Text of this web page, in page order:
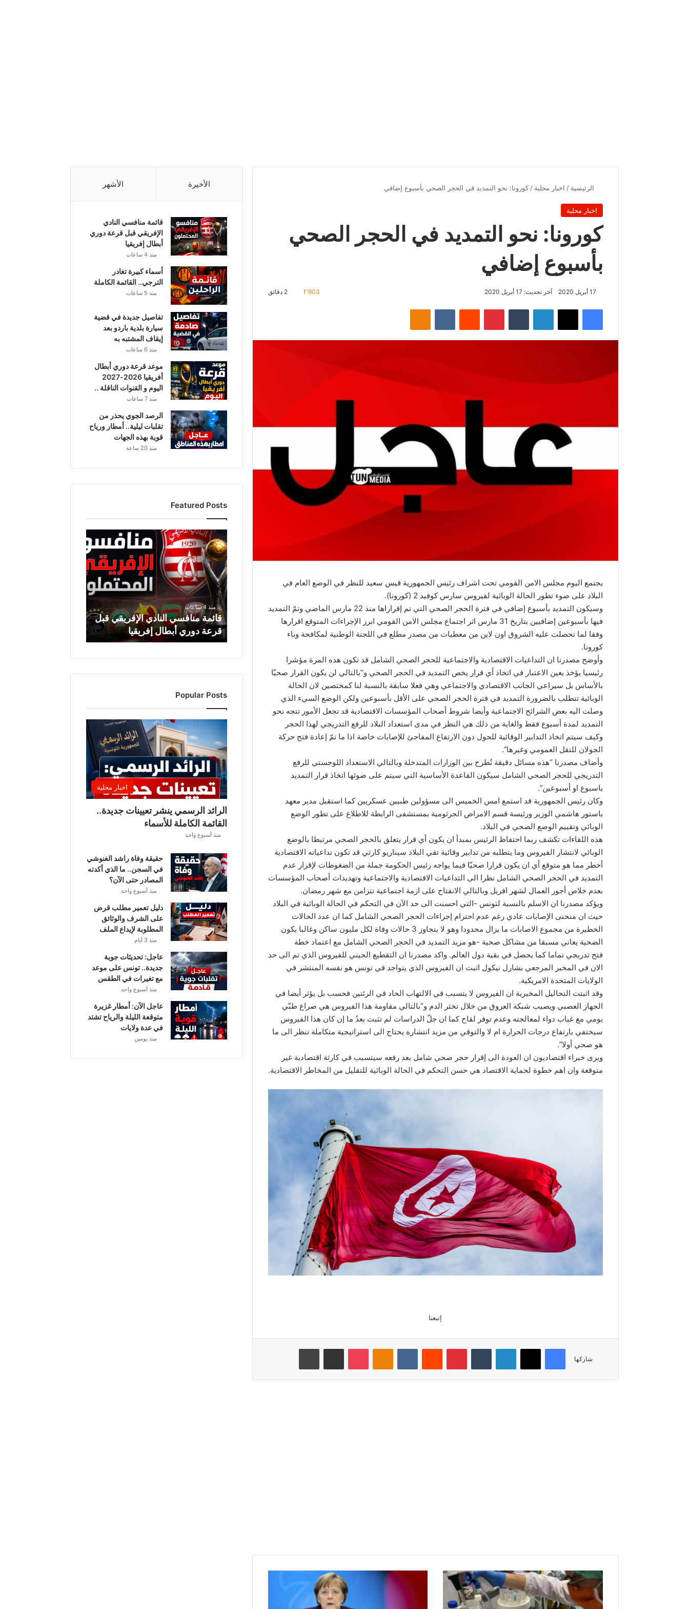
الرئيسية / اخبار محلية / كورونا: نحو التمديد في الحجر الصحي بأسبوع إضافي
اخبار محلية
كورونا: نحو التمديد في الحجر الصحي
بأسبوع إضافي
17 أبريل 2020 آخر تحديث: 17 أبريل 2020 1٬903 2 دقائق
فيسبوك لينكدإن بينتيريست
يجتمع اليوم مجلس الامن القومي تحت اشراف رئيس الجمهورية قيس سعيد للنظر في الوضع العام في
البلاد على ضوء تطور الحالة الوبائية لفيروس سارس كوفيد 2 (كورونا).
وسيكون التمديد بأسبوع إضافي في فترة الحجر الصحي التي تم إقراراها منذ 22 مارس الماضي وتمّ التمديد
فيها بأسبوعين إضافيين بتاريخ 31 مارس اثر اجتماع مجلس الامن القومي ابرز الإجراءات المتوقع اقرارها
وفقا لما تحصلت عليه الشروق اون لاين من معطيات من مصدر مطلع في اللجنة الوطنية لمكافحة وباء
كورونا.
وأوضح مصدرنا ان التداعيات الاقتصادية والاجتماعية للحجر الصحي الشامل قد تكون هذه المرة مؤشرا
رئيسيا يؤخذ بعين الاعتبار في اتخاذ أي قرار يخص التمديد في الحجر الصحي و”بالتالي لن يكون القرار صحيّا
بالأساس بل سيراعي الجانب الاقتصادي والاجتماعي وهي فعلا سابقة بالنسبة لنا كمختصين لان الحالة
الوبائية تتطلب بالضرورة التمديد في فترة الحجر الصحي على الأقل بأسبوعين ولكن الوضع السيء الذي
وصلت اليه بعض الشرائح الاجتماعية وأيضا شروط أصحاب المؤسسات الاقتصادية قد تجعل الأمور تتجه نحو
التمديد لمدة أسبوع فقط والغاية من ذلك هي النظر في مدى استعداد البلاد للرفع التدريجي لهذا الحجر
وكيف سيتم اتخاذ التدابير الوقائية للحول دون الارتفاع المفاجئ للإصابات خاصة اذا ما تمّ إعادة فتح حركة
الجولان للنقل العمومي وغيرها”.
وأضاف مصدرنا “هذه مسائل دقيقة تُطرح بين الوزارات المتدخلة وبالتالي الاستعداد اللوجستي للرفع
التدريجي للحجر الصحي الشامل سيكون القاعدة الأساسية التي سيتم على ضوئها اتخاذ قرار التمديد
باسبوع او أسبوعين”.
وكان رئيس الجمهورية قد استمع امس الخميس الى مسؤولين طبيين عسكريين كما استقبل مدير معهد
باستور هاشمي الوزير ورئيسة قسم الامراض الجرثومية بمستشفى الرابطة للاطلاع على تطور الوضع
الوبائي وتقييم الوضع الصحي في البلاد.
هذه اللقاءات تكشف ربما احتفاظ الرئيس بمبدأ ان يكون أي قرار يتعلق بالحجر الصحي مرتبطا بالوضع
الوبائي لانتشار الفيروس وما يتطلبه من تدابير وقائية تقي البلاد سيناريو كارثي قد تكون تداعياته الاقتصادية
أخطر مما هو متوقع أي ان يكون قرارا صحيّا فيما يواجه رئيس الحكومة جملة من الضغوطات لإقرار عدم
التمديد في الحجر الصحي الشامل نظرا الى التداعيات الاقتصادية والاجتماعية وتهديدات أصحاب المؤسسات
بعدم خلاص أجور العمال لشهر افريل وبالتالي الانفتاح على ازمة اجتماعية تتزامن مع شهر رمضان.
ويؤكد مصدرنا ان الاسلم بالنسبة لتونس -التي احسنت الى حد الآن في التحكم في الحالة الوبائية في البلاد
حيث ان منحنى الإصابات عادي رغم عدم احترام إجراءات الحجر الصحي الشامل كما ان عدد الحالات
الخطيرة من مجموع الاصابات ما يزال محدودا وهو لا يتجاوز 3 حالات وفاة لكل مليون ساكن وغالبا يكون
الضحية يعاني مسبقا من مشاكل صحية -هو مزيد التمديد في الحجر الصحي الشامل مع اعتماد خطة
فتح تدريجي تماما كما يحصل في بقية دول العالم. واكد مصدرنا ان التقطيع الجيني للفيروس الذي تم الى حد
الان في المخبر المرجعي بشارل نيكول اثبت ان الفيروس الذي يتواجد في تونس هو نفسه المنتشر في
الولايات المتحدة الامريكية.
وقد اثبتت التحاليل المخبرية ان الفيروس لا يتسبب في الالتهاب الحاد في الرئتين فحسب بل يؤثر أيضا في
الجهاز العصبي ويصيب شبكة العروق من خلال تخثر الدم و”بالتالي مقاومة هذا الفيروس هي صراع طبّي
يومي مع غياب دواء لمعالجته وعدم توفر لقاح كما ان جلّ الدراسات لم تثبت بعدُ ما إن كان هذا الفيروس
سيختفي بارتفاع درجات الحرارة ام لا والتوقي من مزيد انتشاره يحتاج الى استراتيجية متكاملة تنظر الى ما
هو صحي أولا”.
ويرى خبراء اقتصاديون ان العودة الى إقرار حجر صحي شامل بعد رفعه سيتسبب في كارثة اقتصادية غير
متوقعة وان اهم خطوة لحماية الاقتصاد هي حسن التحكم في الحالة الوبائية للتقليل من المخاطر الاقتصادية.
إتبعنا
شاركها
فيسبوك لينكدإن بينتيريست
ت
ق
ر
الأخيرة الأشهر
قائمة منافسي النادي
الإفريقي قبل قرعة دوري
أبطال إفريقيا
منذ 4 ساعات
أسماء كبيرة تغادر
الترجي.. القائمة الكاملة
منذ 5 ساعات
تفاصيل جديدة في قضية
سيارة بلدية باردو بعد
إيقاف المشتبه به
منذ 6 ساعات
موعد قرعة دوري أبطال
أفريقيا 2026-2027
اليوم و القنوات الناقلة ..
منذ 7 ساعات
الرصد الجوي يحذر من
تقلبات ليلية.. أمطار ورياح
قوية بهذه الجهات
منذ 20 ساعة
Featured Posts
ق
ا
ئ
م
ة
م
ن
ا
ف
س
ي
ن
د
ي
ا
ف
ر
ي
ق
ي
ب
ل
ع
ة
د
و
ر
ي
أ
ب
ل
إ
ي
ق
ي
ا
منذ 4 ساعات
قائمة منافسي النادي الإفريقي قبل
قرعة دوري أبطال إفريقيا
Popular Posts
اخبار محلية
الرائد الرسمي ينشر تعيينات جديدة..
القائمة الكاملة للأسماء
منذ أسبوع واحد
حقيقة وفاة راشد الغنوشي
في السجن.. ما الذي أكدته
المصادر حتى الآن؟
منذ أسبوع واحد
دليل تعمير مطلب قرض
على الشرف والوثائق
المطلوبة لإيداع الملف
منذ 3 أيام
عاجل: تحديثات جوية
جديدة.. تونس على موعد
مع تغيرات في الطقس
منذ أسبوع واحد
عاجل الآن: أمطار غزيرة
متوقعة الليلة والرياح تشتد
في عدة ولايات
منذ يومين